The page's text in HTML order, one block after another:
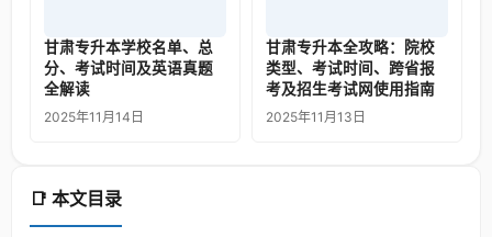
📑 本文目录
甘肃专升本学校名单、总
分、考试时间及英语真题
全解读
2025年11月14日
甘肃专升本全攻略：院校
类型、考试时间、跨省报
考及招生考试网使用指南
2025年11月13日